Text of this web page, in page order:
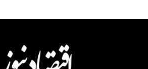
بخر !
بخر !